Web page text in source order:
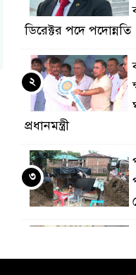
ডিরেক্টর পদে পদোন্নতি
প্রধানমন্ত্রী
২
৩